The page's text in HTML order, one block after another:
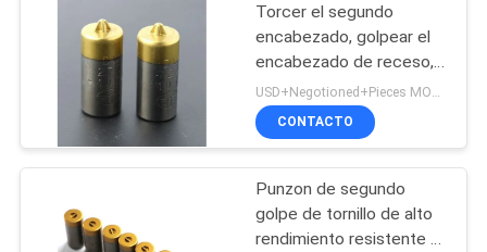
Dados de formación
de la nuez
43
Torcer el segundo
encabezado, golpear el
encabezado de receso,
buen desgaste.
CONTACTO
Punzon de segundo
golpe de tornillo de alto
rendimiento resistente al